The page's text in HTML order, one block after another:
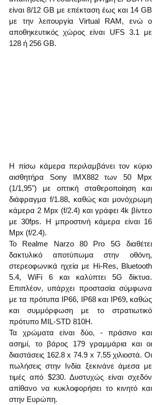
είναι 8/12 GB με επέκταση έως και 14 GB
με την λειτουργία Virtual RAM, ενώ ο
αποθηκευτικός χώρος είναι UFS 3.1 με
128 ή 256 GB.
Η πίσω κάμερα περιλαμβάνει τον κύριο
αισθητήρα Sony IMX882 των 50 Mpx
(1/1,95") με οπτική σταθεροποίηση και
διάφραγμα f/1.88, καθώς και μονόχρωμη
κάμερα 2 Mpx (f/2.4) και γράφει 4k βίντεο
με 30fps. Η μπροστινή κάμερα είναι 16
Mpx (f/2.4).
Το Realme Narzo 80 Pro 5G διαθέτει
δακτυλικό αποτύπωμα στην οθόνη,
στερεοφωνικά ηχεία με Hi-Res, Bluetooth
5.4, WiFi 6 και καλύπτει 5G δίκτυα.
Επιπλέον, υπάρχει προστασία σύμφωνα
με τα πρότυπα IP66, IP68 και IP69, καθώς
και συμμόρφωση με το στρατιωτικό
πρότυπο MIL-STD 810H.
Τα χρώματα είναι δύο, - πράσινο και
ασημί, το βάρος 179 γραμμάρια και οι
διαστάσεις 162.8 x 74.9 x 7.55 χιλιοστά. Οι
πωλήσεις στην Ινδία ξεκινάνε άμεσα με
τιμές από $230. Δυστυχώς είναι σχεδόν
απίθανο να κυκλοφορήσει το κινητό και
στην Ευρώπη.